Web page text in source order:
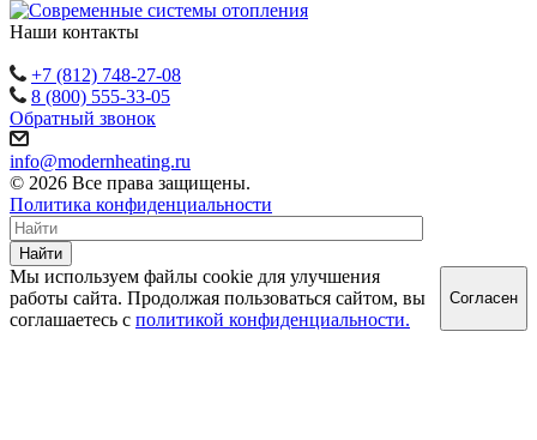
Наши контакты
+7 (812) 748-27-08
8 (800) 555-33-05
Обратный звонок
info@modernheating.ru
© 2026 Все права защищены.
Политика конфиденциальности
Найти
Мы используем файлы cookie для улучшения
работы сайта. Продолжая пользоваться сайтом, вы
соглашаетесь с политикой конфиденциальности.
Согласен